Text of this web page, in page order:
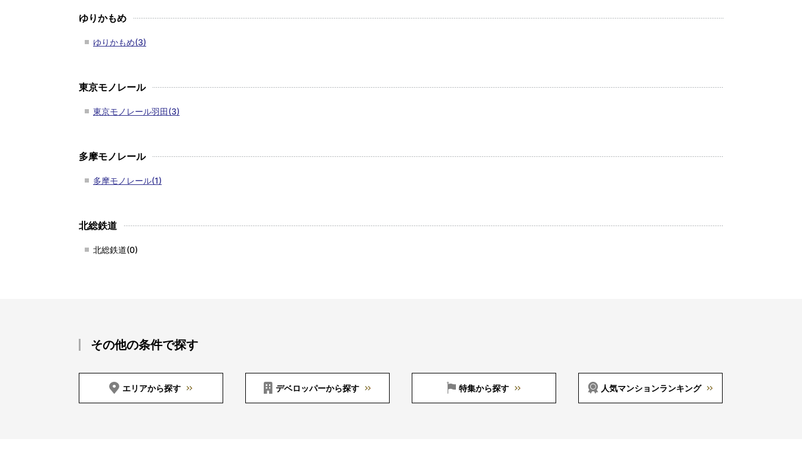
ゆりかもめ
ゆりかもめ(3)
東京モノレール
東京モノレール羽田(3)
多摩モノレール
多摩モノレール(1)
北総鉄道
北総鉄道(0)
その他の条件で探す
エリアから探す デベロッパーから探す 特集から探す 人気マンションランキング